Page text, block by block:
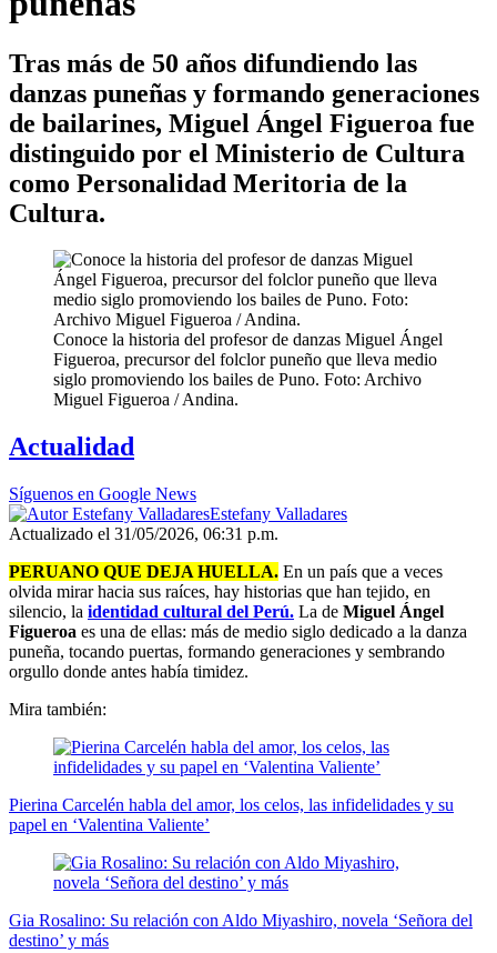
Tras más de 50 años difundiendo las
danzas puneñas y formando generaciones
de bailarines, Miguel Ángel Figueroa fue
distinguido por el Ministerio de Cultura
como Personalidad Meritoria de la
Cultura.
Conoce la historia del profesor de danzas Miguel Ángel
Figueroa, precursor del folclor puneño que lleva medio
siglo promoviendo los bailes de Puno. Foto: Archivo
Miguel Figueroa / Andina.
Actualidad
Síguenos en Google News
Estefany Valladares
Actualizado el 31/05/2026, 06:31 p.m.
PERUANO QUE DEJA HUELLA. En un país que a veces
olvida mirar hacia sus raíces, hay historias que han tejido, en
silencio, la identidad cultural del Perú. La de Miguel Ángel
Figueroa es una de ellas: más de medio siglo dedicado a la danza
puneña, tocando puertas, formando generaciones y sembrando
orgullo donde antes había timidez.
Mira también:
Pierina Carcelén habla del amor, los celos, las infidelidades y su
papel en ‘Valentina Valiente’
Gia Rosalino: Su relación con Aldo Miyashiro, novela ‘Señora del
destino’ y más